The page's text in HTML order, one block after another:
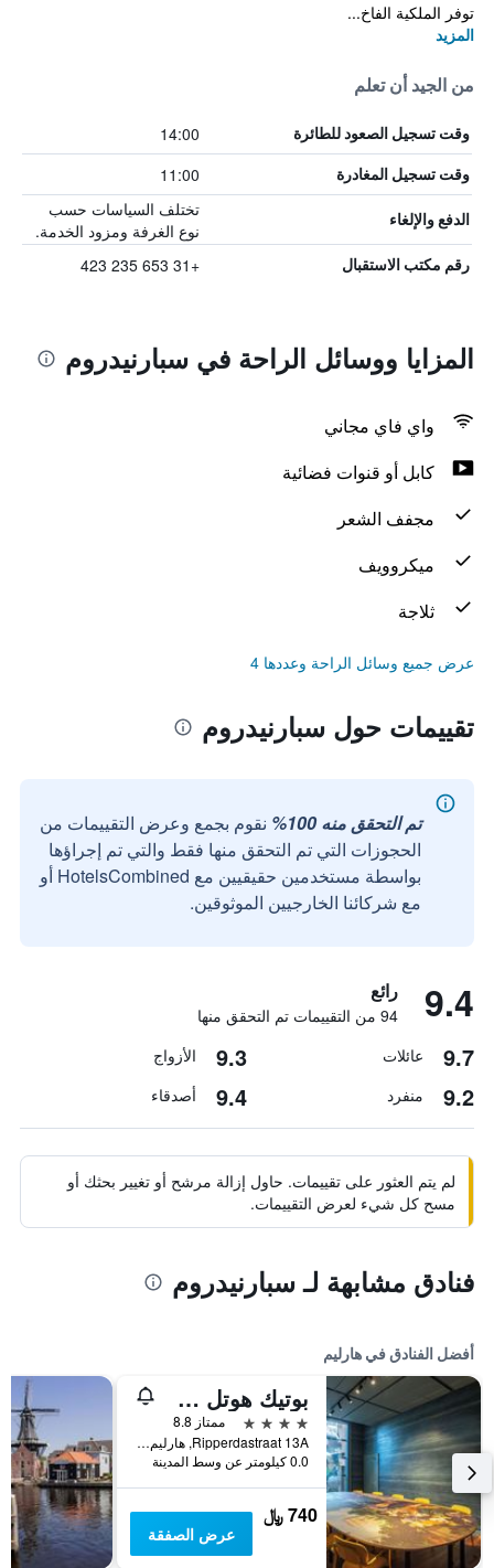
توفر الملكية الفاخ...
المزيد
من الجيد أن تعلم
وقت تسجيل الصعود للطائرة 14:00
وقت تسجيل المغادرة 11:00
الدفع والإلغاء
تختلف السياسات حسب
نوع الغرفة ومزود الخدمة.
رقم مكتب الاستقبال +31 653 235 423
المزايا ووسائل الراحة في سبارنيدروم
واي فاي مجاني
كابل أو قنوات فضائية
مجفف الشعر
ميكروويف
ثلاجة
عرض جميع وسائل الراحة وعددها 4
تقييمات حول سبارنيدروم
تم التحقق منه 100%
نقوم بجمع وعرض التقييمات من
الحجوزات التي تم التحقق منها فقط والتي تم إجراؤها
بواسطة مستخدمين حقيقيين مع HotelsCombined أو
مع شركائنا الخارجيين الموثوقين.
9.4 رائع
94 من التقييمات تم التحقق منها
9.7 عائلات 9.3 الأزواج
9.2 منفرد 9.4 أصدقاء
لم يتم العثور على تقييمات. حاول إزالة مرشح أو تغيير بحثك أو
مسح كل شيء لعرض التقييمات.
فنادق مشابهة لـ سبارنيدروم
أفضل الفنادق في هارليم
بوتيك هوتل ستاتس
4 نجوم
ممتاز 8.8
Ripperdastraat 13A, هارليم, مقاطعة شمال هولندا, هولندا
0.0 كيلومتر عن وسط المدينة
740 ﷼
عرض الصفقة